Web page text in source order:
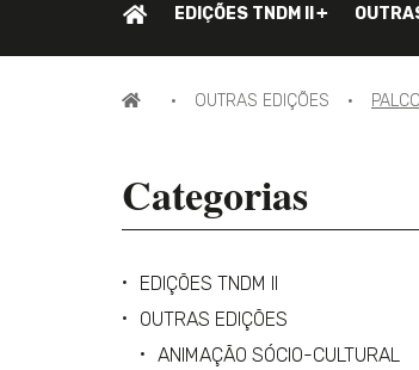
PÁGINA
EDIÇÕES TNDM II
PÁGINA OUTRAS EDIÇÕES
Categorias
EDIÇÕES TNDM II
OUTRAS EDIÇÕES
ANIMAÇÃO SÓCIO-CULTURAL